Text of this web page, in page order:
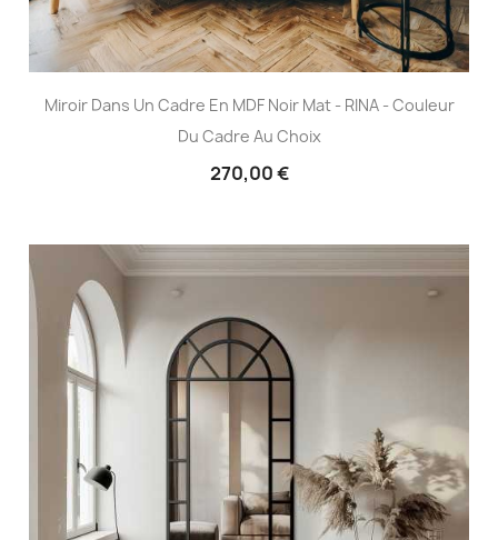
Miroir Dans Un Cadre En MDF Noir Mat - RINA - Couleur
Du Cadre Au Choix
270,00 €